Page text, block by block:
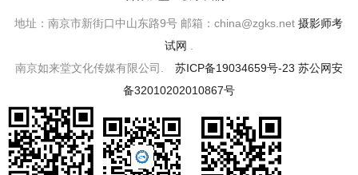
地址：南京市新街口中山东路9号 邮箱：china@zgks.net摄影师考
试网
南京如来堂文化传媒有限公司. 苏ICP备19034659号-23 苏公网安
备32010202010867号